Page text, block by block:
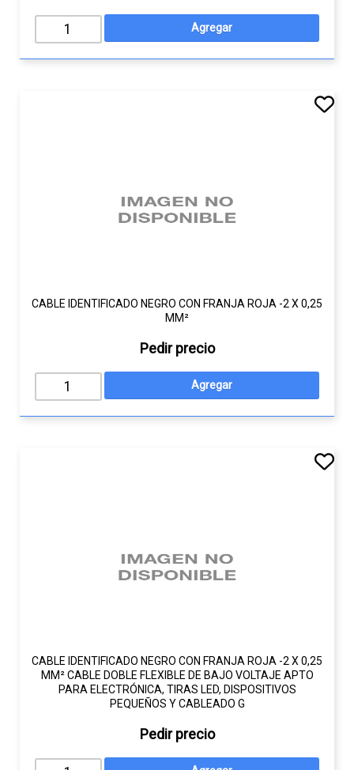
CABLE IDENTIFICADO NEGRO CON FRANJA ROJA -2 X 0,25
MM²
Pedir precio
CABLE IDENTIFICADO NEGRO CON FRANJA ROJA -2 X 0,25
MM² CABLE DOBLE FLEXIBLE DE BAJO VOLTAJE APTO
PARA ELECTRÓNICA, TIRAS LED, DISPOSITIVOS
PEQUEÑOS Y CABLEADO G
Pedir precio